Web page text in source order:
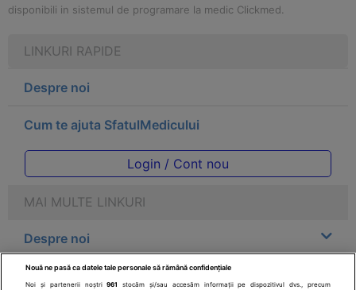
disponibili in sistemul de programare la medic Clickmed.
LINKURI RAPIDE
Despre noi
Cum te ajuta SfatulMedicului
Login / Cont nou
MAI MULTE LINKURI
Despre noi
Legal
Nouă ne pasă ca datele tale personale să rămână confidențiale
Noi și partenerii noștri961
stocăm și/sau accesăm informații pe dispozitivul dvs., precum